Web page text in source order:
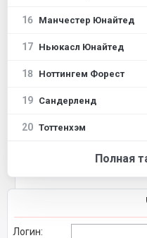
16 Манчестер Юнайтед
17 Ньюкасл Юнайтед
18 Ноттингем Форест
19 Сандерленд
20 Тоттенхэм
Полная
Логин: